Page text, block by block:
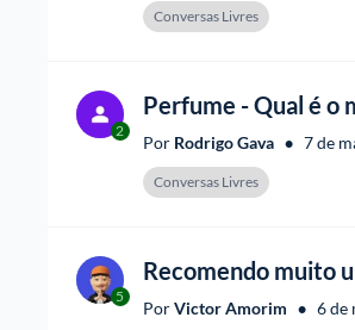
Conversas Livres
2
Perfume - Qual é o
Por Rodrigo Gava • 7 de
Conversas Livres
5
Recomendo muito
Por Victor Amorim • 6 de